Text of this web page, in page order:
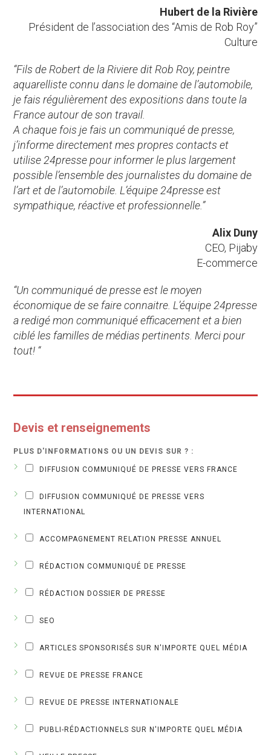
Hubert de la Rivière
Président de l’association des “Amis de Rob Roy”
Culture
“Fils de Robert de la Riviere dit Rob Roy, peintre
aquarelliste connu dans le domaine de l’automobile,
je fais régulièrement des expositions dans toute la
France autour de son travail.
A chaque fois je fais un communiqué de presse,
j’informe directement mes propres contacts et
utilise 24presse pour informer le plus largement
possible l’ensemble des journalistes du domaine de
l’art et de l’automobile. L’équipe 24presse est
sympathique, réactive et professionnelle.”
Alix Duny
CEO, Pijaby
E-commerce
“Un communiqué de presse est le moyen
économique de se faire connaitre. L’équipe 24presse
a redigé mon communiqué efficacement et a bien
ciblé les familles de médias pertinents. Merci pour
tout! “
Devis et renseignements
PLUS D'INFORMATIONS OU UN DEVIS SUR ? :
DIFFUSION COMMUNIQUÉ DE PRESSE VERS FRANCE
DIFFUSION COMMUNIQUÉ DE PRESSE VERS
INTERNATIONAL
ACCOMPAGNEMENT RELATION PRESSE ANNUEL
RÉDACTION COMMUNIQUÉ DE PRESSE
RÉDACTION DOSSIER DE PRESSE
SEO
ARTICLES SPONSORISÉS SUR N'IMPORTE QUEL MÉDIA
REVUE DE PRESSE FRANCE
REVUE DE PRESSE INTERNATIONALE
PUBLI-RÉDACTIONNELS SUR N'IMPORTE QUEL MÉDIA